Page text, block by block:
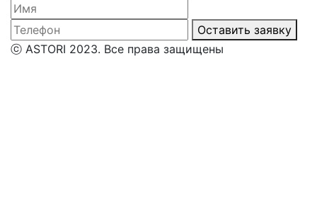
Оставить заявку
ⓒ ASTORI 2023. Все права защищены